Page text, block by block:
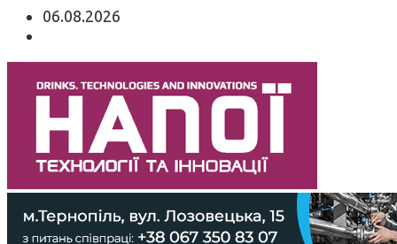
06.08.2026